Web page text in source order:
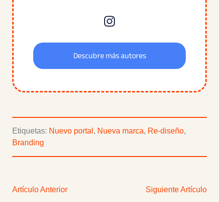
Descubre más autores
Etiquetas: Nuevo portal , Nueva marca, Re-diseño,
Branding
Artículo Anterior Siguiente Artículo